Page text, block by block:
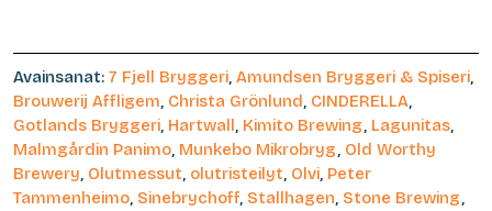
Avainsanat: 7 Fjell Bryggeri, Amundsen Bryggeri & Spiseri,
Brouwerij Affligem, Christa Grönlund, CINDERELLA,
Gotlands Bryggeri, Hartwall , Kimito Brewing, Lagunitas,
Malmgårdin Panimo, Munkebo Mikrobryg, Old Worthy
Brewery, Olutmessut, olutristeilyt, Olvi, Peter
Tammenheimo, Sinebrychoff, Stallhagen, Stone Brewing,